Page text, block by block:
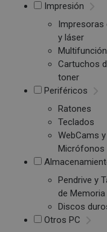
Impresión
Impresoras
y láser
Multifunción
Cartuchos
toner
Periféricos
Ratones
Teclados
WebCams y
Micrófonos
Pendrive y
de Memoria
Discos
Otros PC